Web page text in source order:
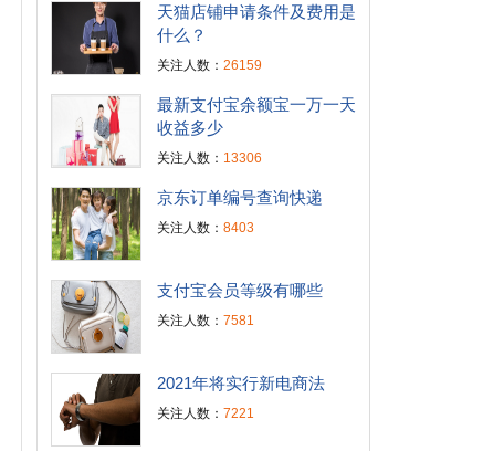
天猫店铺申请条件及费用是
什么？
关注人数： 26159
最新支付宝余额宝一万一天
收益多少
关注人数： 13306
京东订单编号查询快递
关注人数： 8403
支付宝会员等级有哪些
关注人数： 7581
2021年将实行新电商法
关注人数： 7221